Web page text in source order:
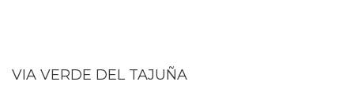
VIA VERDE DEL TAJUÑA